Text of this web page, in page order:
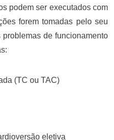
podem ser executados com
forem tomadas pelo seu
de funcionamento
(TC ou TAC)
eletiva